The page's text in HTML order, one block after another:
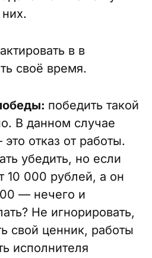
в в
своё время.
победить такой
В данном случае
отказ от работы.
убедить, но если
10 000 рублей, а он
— нечего и
Не игнорировать,
свой ценник, работы
исполнителя